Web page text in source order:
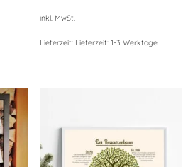
inkl. MwSt.
Lieferzeit: Lieferzeit: 1-3 Werktage